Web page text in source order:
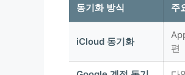
동기화 방식 주
iCloud 동기화
편